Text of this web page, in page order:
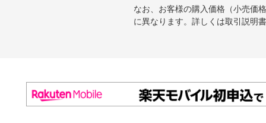
なお、お客様の購入価格（小売価
に異なります。詳しくは取引説明